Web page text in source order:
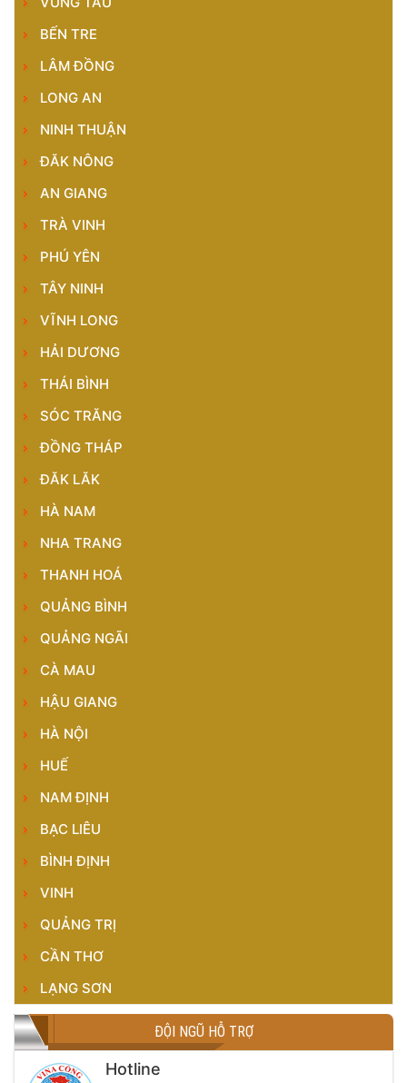
BẾN TRE
LÂM ĐỒNG
LONG AN
NINH THUẬN
ĐĂK NÔNG
AN GIANG
TRÀ VINH
PHÚ YÊN
TÂY NINH
VĨNH LONG
HẢI DƯƠNG
THÁI BÌNH
SÓC TRĂNG
ĐỒNG THÁP
ĐĂK LĂK
HÀ NAM
NHA TRANG
THANH HOÁ
QUẢNG BÌNH
QUẢNG NGÃI
CÀ MAU
HẬU GIANG
HÀ NỘI
HUẾ
NAM ĐỊNH
BẠC LIÊU
BÌNH ĐỊNH
VINH
QUẢNG TRỊ
CẦN THƠ
LẠNG SƠN
ĐỘI NGŨ HỖ TRỢ
Hotline